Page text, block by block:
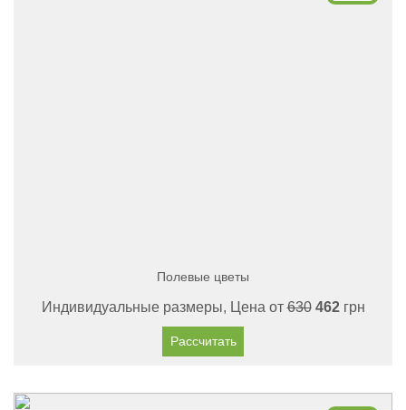
Полевые цветы
Индивидуальные размеры, Цена от630 462грн
Рассчитать